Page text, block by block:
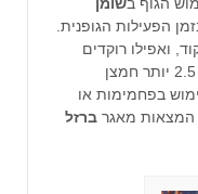
הפעילות הגופנית.
ואפילו רוקדים
מצוין. בתהליך כזה הגוף זקוק לעד פי 2.5 יותר חמצן
בפחמימות או
המצאות מאגר ברזל